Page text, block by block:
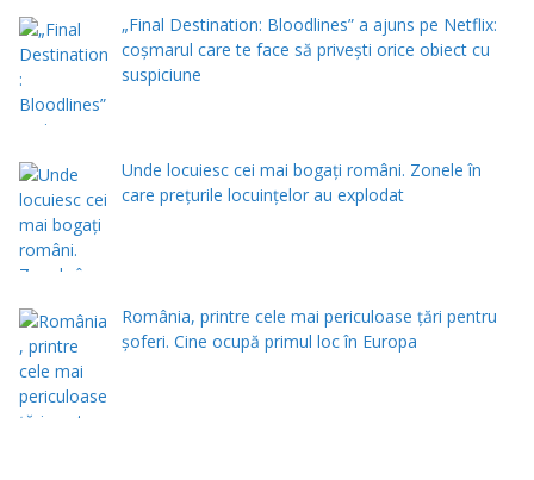
„Final Destination: Bloodlines” a ajuns pe Netflix:
coșmarul care te face să privești orice obiect cu
suspiciune
Unde locuiesc cei mai bogați români. Zonele în
care prețurile locuințelor au explodat
România, printre cele mai periculoase țări pentru
șoferi. Cine ocupă primul loc în Europa